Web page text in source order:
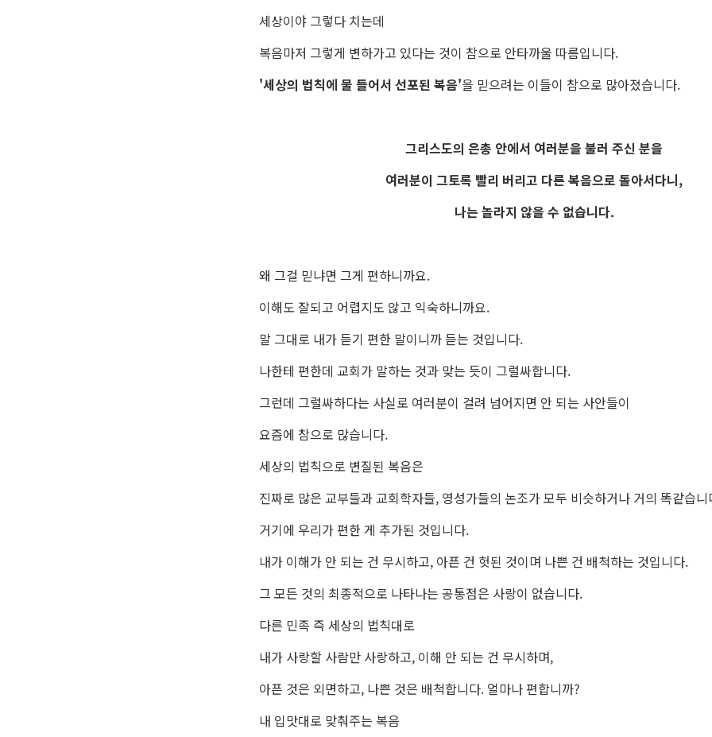
세상이야 그렇다 치는데
복음마저 그렇게 변하가고 있다는 것이 참으로 안타까울 따름입니다.
'세상의 법칙에 물 들어서 선포된 복음'을 믿으려는 이들이 참으로 많아졌습니다.
그리스도의 은총 안에서 여러분을 불러 주신 분을
여러분이 그토록 빨리 버리고 다른 복음으로 돌아서다니,
나는 놀라지 않을 수 없습니다.
왜 그걸 믿냐면 그게 편하니까요.
이해도 잘되고 어렵지도 않고 익숙하니까요.
말 그대로 내가 듣기 편한 말이니까 듣는 것입니다.
나한테 편한데 교회가 말하는 것과 맞는 듯이 그럴싸합니다.
그런데 그럴싸하다는 사실로 여러분이 걸려 넘어지면 안 되는 사안들이
요즘에 참으로 많습니다.
세상의 법칙으로 변질된 복음은
진짜로 많은 교부들과 교회학자들, 영성가들의 논조가 모두 비슷하거나 거의 똑같습니
거기에 우리가 편한 게 추가된 것입니다.
내가 이해가 안 되는 건 무시하고, 아픈 건 헛된 것이며 나쁜 건 배척하는 것입니다.
그 모든 것의 최종적으로 나타나는 공통점은 사랑이 없습니다.
다른 민족 즉 세상의 법칙대로
내가 사랑할 사람만 사랑하고, 이해 안 되는 건 무시하며,
아픈 것은 외면하고, 나쁜 것은 배척합니다. 얼마나 편합니까?
내 입맛대로 맞춰주는 복음